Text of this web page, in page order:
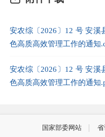
安农综〔2026〕12 号 安
色高质高效管理工作的通知
安农综〔2026〕12 号 安
色高质高效管理工作的通知
国家部委网站